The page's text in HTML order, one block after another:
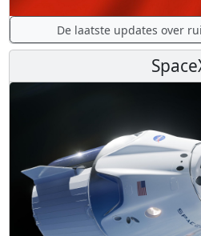
De laatste updates over